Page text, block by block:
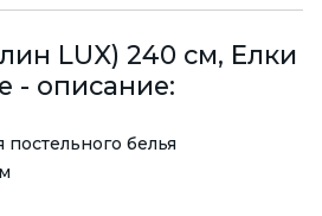
LUX) 240 см, Елки
- описание:
белья